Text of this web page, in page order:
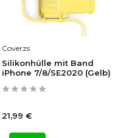
Coverzs
Silikonhülle mit Band
iPhone 7/8/SE2020 (Gelb)
21,99 €